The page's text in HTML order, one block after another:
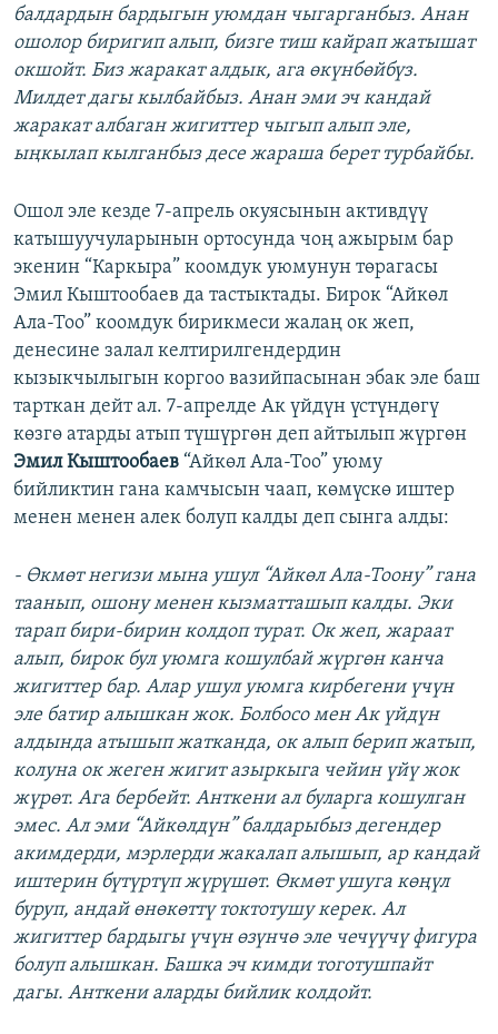
балдардын бардыгын уюмдан чыгарганбыз. Анан
ошолор биригип алып, бизге тиш кайрап жатышат
окшойт. Биз жаракат алдык, ага өкүнбөйбүз.
Милдет дагы кылбайбыз. Анан эми эч кандай
жаракат албаган жигиттер чыгып алып эле,
ыңкылап кылганбыз десе жараша берет турбайбы.
Ошол эле кезде 7-апрель окуясынын активдүү
катышуучуларынын ортосунда чоң ажырым бар
экенин “Каркыра” коомдук уюмунун төрагасы
Эмил Кыштообаев да тастыктады. Бирок “Айкөл
Ала-Тоо” коомдук бирикмеси жалаң ок жеп,
денесине залал келтирилгендердин
кызыкчылыгын коргоо вазийпасынан эбак эле баш
тарткан дейт ал. 7-апрелде Ак үйдүн үстүндөгү
көзгө атарды атып түшүргөн деп айтылып жүргөн
Эмил Кыштообаев “Айкөл Ала-Тоо” уюму
бийликтин гана камчысын чаап, көмүскө иштер
менен менен алек болуп калды деп сынга алды:
- Өкмөт негизи мына ушул “Айкөл Ала-Тоону” гана
таанып, ошону менен кызматташып калды. Эки
тарап бири-бирин колдоп турат. Ок жеп, жараат
алып, бирок бул уюмга кошулбай жүргөн канча
жигиттер бар. Алар ушул уюмга кирбегени үчүн
эле батир алышкан жок. Болбосо мен Ак үйдүн
алдында атышып жатканда, ок алып берип жатып,
колуна ок жеген жигит азыркыга чейин үйү жок
жүрөт. Ага бербейт. Анткени ал буларга кошулган
эмес. Ал эми “Айкөлдүн” балдарыбыз дегендер
акимдерди, мэрлерди жакалап алышып, ар кандай
иштерин бүтүртүп жүрүшөт. Өкмөт ушуга көңүл
буруп, андай өнөкөттү токтотушу керек. Ал
жигиттер бардыгы үчүн өзүнчө эле чечүүчү фигура
болуп алышкан. Башка эч кимди тоготушпайт
дагы. Анткени аларды бийлик колдойт.